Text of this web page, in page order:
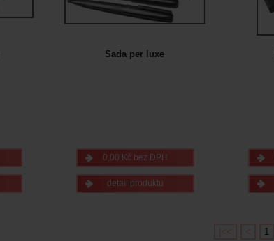
Sada per luxe
0,00 Kč bez DPH
detail produktu
1